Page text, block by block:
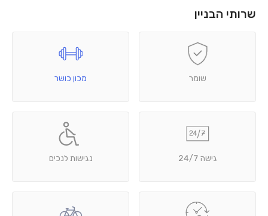
שרותי הבניין
שומר מכון כושר
גישה 24/7 נגישות לנכים